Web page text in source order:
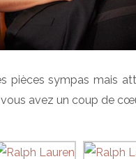
pièces sympas mais
vous avez un coup de